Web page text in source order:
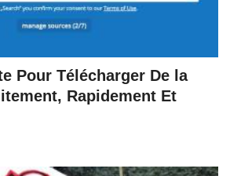
Pour Télécharger De la
Rapidement Et